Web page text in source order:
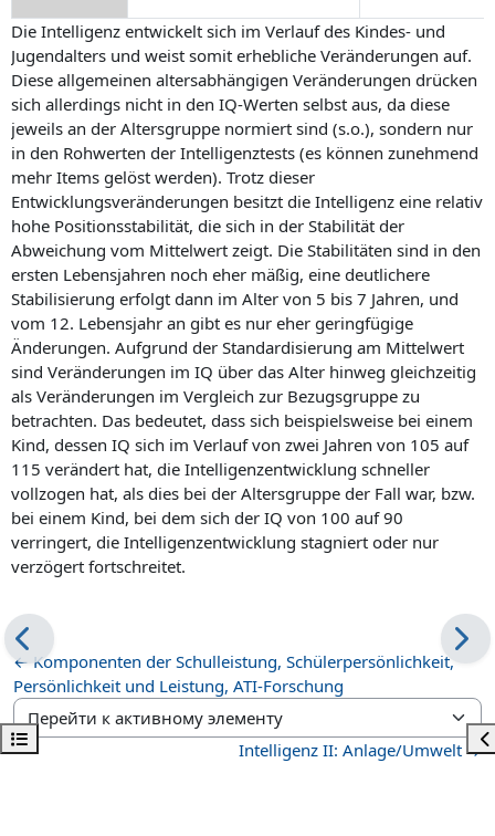
Открыть оглавление курса
Die Intelligenz entwickelt sich im Verlauf des Kindes- und
Jugendalters und weist somit erhebliche Veränderungen auf.
Diese allgemeinen altersabhängigen Veränderungen drücken
sich allerdings nicht in den IQ-Werten selbst aus, da diese
jeweils an der Altersgruppe normiert sind (s.o.), sondern nur
in den Rohwerten der Intelligenztests (es können zunehmend
mehr Items gelöst werden). Trotz dieser
Entwicklungsveränderungen besitzt die Intelligenz eine relativ
hohe Positionsstabilität, die sich in der Stabilität der
Abweichung vom Mittelwert zeigt. Die Stabilitäten sind in den
ersten Lebensjahren noch eher mäßig, eine deutlichere
Stabilisierung erfolgt dann im Alter von 5 bis 7 Jahren, und
vom 12. Lebensjahr an gibt es nur eher geringfügige
Änderungen. Aufgrund der Standardisierung am Mittelwert
sind Veränderungen im IQ über das Alter hinweg gleichzeitig
als Veränderungen im Vergleich zur Bezugsgruppe zu
betrachten. Das bedeutet, dass sich beispielsweise bei einem
Kind, dessen IQ sich im Verlauf von zwei Jahren von 105 auf
115 verändert hat, die Intelligenzentwicklung schneller
vollzogen hat, als dies bei der Altersgruppe der Fall war, bzw.
bei einem Kind, bei dem sich der IQ von 100 auf 90
verringert, die Intelligenzentwicklung stagniert oder nur
verzögert fortschreitet.
← Komponenten der Schulleistung, Schülerpersönlichkeit,
Persönlichkeit und Leistung, ATI-Forschung
Перейти к активному элементу
Intelligenz II: Anlage/Umwelt →